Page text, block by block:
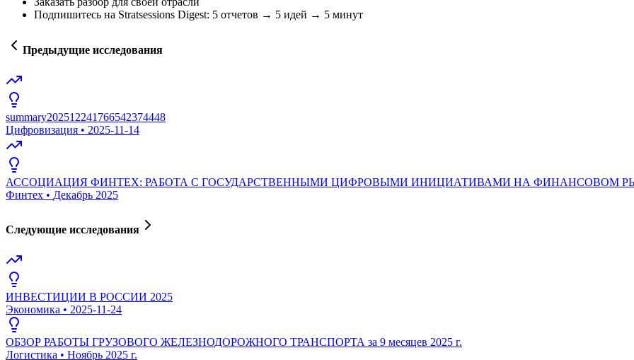
Подпишитесь на Stratsessions Digest: 5 отчетов → 5 идей → 5 минут
Предыдущие исследования
summary202512241766542374448
Цифровизация • 2025-11-14
АССОЦИАЦИЯ ФИНТЕХ: РАБОТА С ГОСУДАРСТВЕННЫМИ ЦИФРОВЫМИ ИНИЦИАТИВАМИ НА ФИНАНСОВОМ
Финтех • Декабрь 2025
Следующие исследования
ИНВЕСТИЦИИ В РОССИИ 2025
Экономика • 2025-11-24
ОБЗОР РАБОТЫ ГРУЗОВОГО ЖЕЛЕЗНОДОРОЖНОГО ТРАНСПОРТА за 9 месяцев 2025 г.
Логистика • Ноябрь 2025 г.